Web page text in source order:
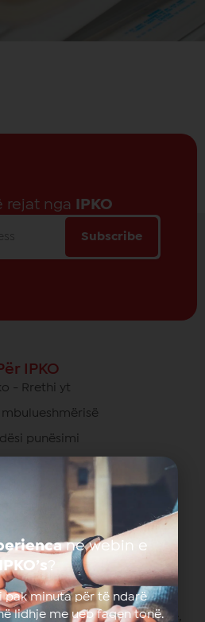
rejat nga IPKO
Subscribe
IPKO
- Rrethi yt
mbulueshmërisë
punësimi
dhe sponsorime
dhe ngjarje
i partneritetit
Qendrore
Shemsiu" nr. 3410000 Prishtinë,
ne webin e
?
pak minuta për të ndarë
lidhje me ueb faqen tonë.